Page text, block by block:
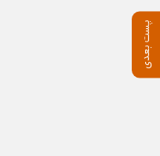
پست بعدی